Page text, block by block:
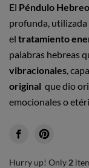
El Péndulo Hebreo
profunda,
el tratamiento
palabras hebreas
vibracionales,
original que dio
emocionales o
Hurry up! Only 2